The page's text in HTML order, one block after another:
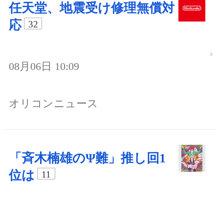
任天堂、地震受け修理無償対
応
32
08月06日 10:09
オリコンニュース
「斉木楠雄のΨ難」推し回1
位は
11